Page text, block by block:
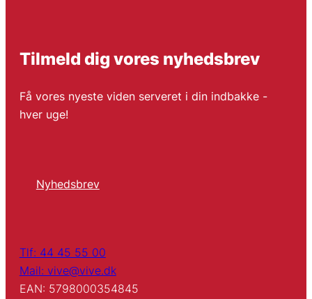
Tilmeld dig vores nyhedsbrev
Få vores nyeste viden serveret i din indbakke -
hver uge!
Nyhedsbrev
Tlf: 44 45 55 00
Mail: vive@vive.dk
EAN: 5798000354845